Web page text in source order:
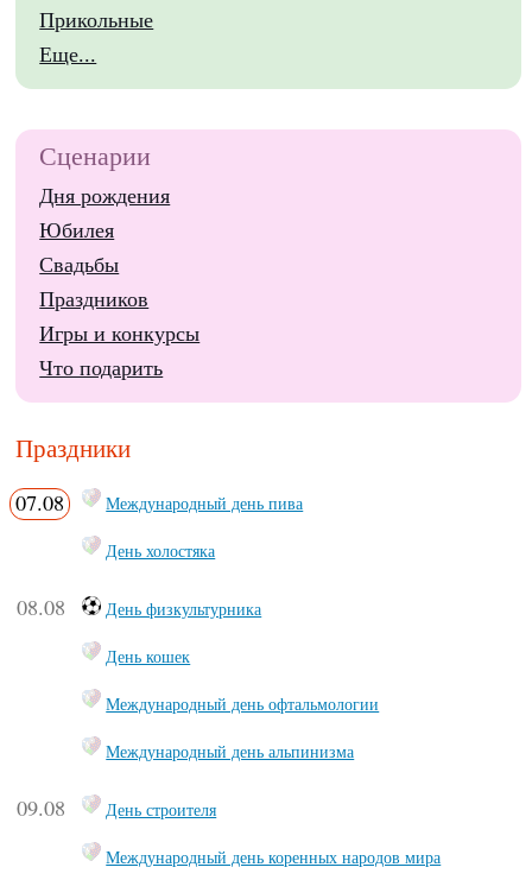
Прикольные
Еще...
Сценарии
Дня рождения
Юбилея
Свадьбы
Праздников
Игры и конкурсы
Что подарить
Праздники
07.08 Международный день пива
День холостяка
08.08 День физкультурника
День кошек
Международный день офтальмологии
Международный день альпинизма
09.08 День строителя
Международный день коренных народов мира